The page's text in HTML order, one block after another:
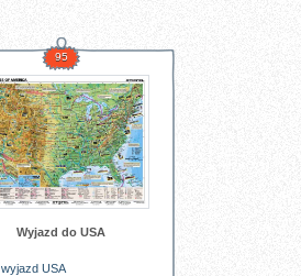
95
Wyjazd do USA
wyjazd USA